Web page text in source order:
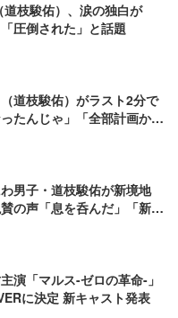
道枝駿佑）、涙の独白が
圧倒された」と話題
道枝駿佑）がラスト2分で
たんじゃ」「全部計画か
男子・道枝駿佑が新境地
の声「息を呑んだ」「新
演「マルス-ゼロの革命-」
に決定 新キャスト発表